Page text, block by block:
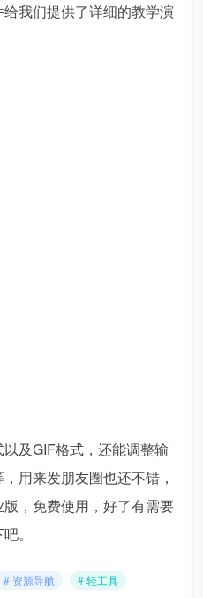
我们提供了详细的教学演
及GIF格式，还能调整输
用来发朋友圈也还不错，
，免费使用，好了有需要
。
# 资源导航
# 轻工具